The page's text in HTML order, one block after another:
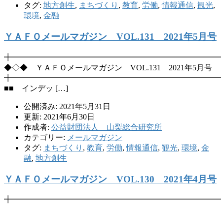
タグ: 地方創生, まちづくり , 教育, 労働,情報通信, 観光,
環境, 金融
ＹＡＦＯメールマガジン VOL.131 2021年5月号
◆◇◆ ＹＡＦＯメールマガジン VOL.131 2021年5月号
■■ インデッ […]
公開済み: 2021年5月31日
更新: 2021年6月30日
作成者: 公益財団法人 山梨総合研究所
カテゴリー: メールマガジン
タグ: まちづくり , 教育, 労働,情報通信, 観光, 環境, 金
融, 地方創生
ＹＡＦＯメールマガジン VOL.130 2021年4月号